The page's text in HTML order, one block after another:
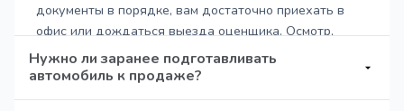
документы в порядке, вам достаточно приехать в
офис или дождаться выезда оценщика. Осмотр,
оформление договора и расчёт занимают от 30 до
60 минут.
Нужно ли заранее подготавливать
автомобиль к продаже?